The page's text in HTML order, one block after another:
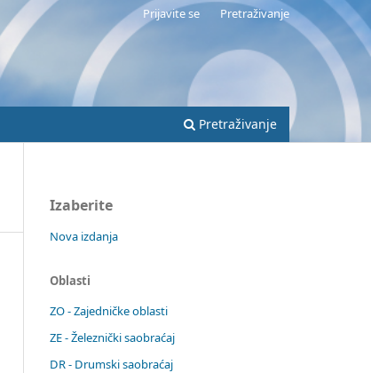
Pretraživanje
Prijavite se Pretraživanje
Izaberite
Nova izdanja
Oblasti
ZO - Zajedničke oblasti
ZE - Železnički saobraćaj
DR - Drumski saobraćaj